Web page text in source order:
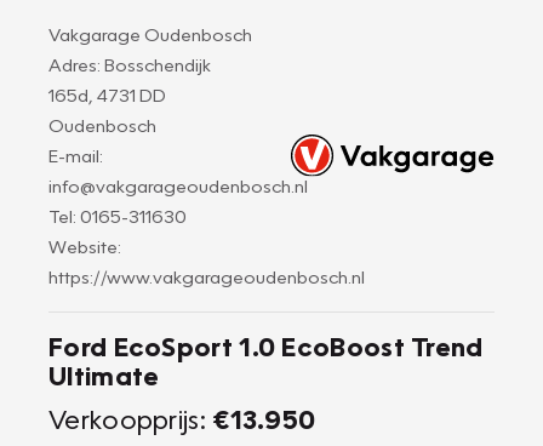
Vakgarage Oudenbosch
Adres: Bosschendijk
165d, 4731 DD
Oudenbosch
E-mail:
info@vakgarageoudenbosch.nl
Tel: 0165-311630
Website:
https://www.vakgarageoudenbosch.nl
Ford EcoSport 1.0 EcoBoost Trend
Ultimate
Verkoopprijs: €13.950